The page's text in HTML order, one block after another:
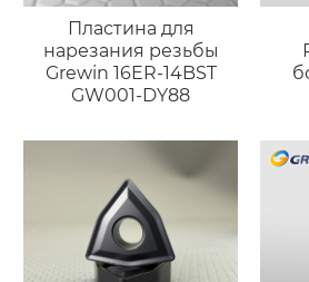
Пластина для
нарезания резьбы
Grewin 16ER-14BST
GW001-DY88